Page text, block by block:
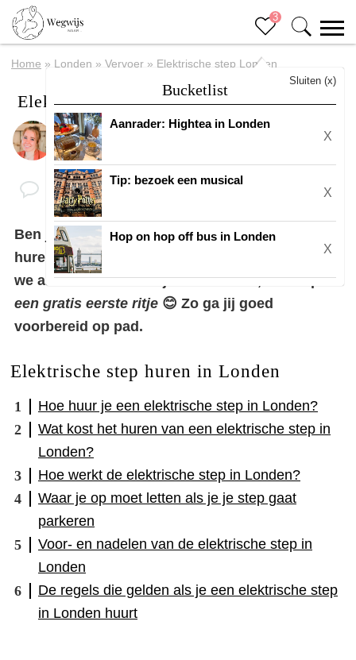
3
Bucketlist
Sluiten (x)
Aanrader: Hightea in Londen
X
Tip: bezoek een musical
X
Hop on hop off bus in Londen
X
Home » Londen » Vervoer » Elektrische step Londen
Elektrische step Londen
DoorEline
Ben je van plan om een elektrische step te
huren inLonden
? Heel leuk! In dit artikel delen
we alle informatie die je moet weten, onze tips +
een gratis eerste ritje 😊 Zo ga jij goed
voorbereid op pad.
Elektrische step huren in Londen
Hoe huur je een elektrische step in Londen?
Wat kost het huren van een elektrische step in
Londen?
Hoe werkt de elektrische step in Londen?
Waar je op moet letten als je je step gaat
parkeren
Voor- en nadelen van de elektrische step in
Londen
De regels die gelden als je een elektrische step
in Londen huurt